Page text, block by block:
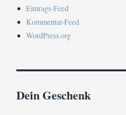
Eintrags-Feed
Kommentar-Feed
WordPress.org
Dein Geschenk